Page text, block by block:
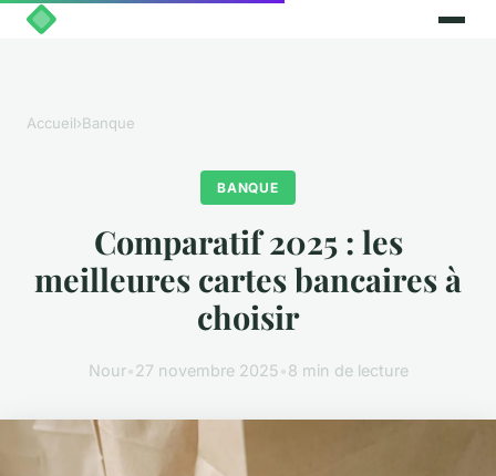
Accueil›Banque
BANQUE
Comparatif 2025 : les
meilleures cartes bancaires à
choisir
Nour• 27 novembre 2025 8 min de lecture